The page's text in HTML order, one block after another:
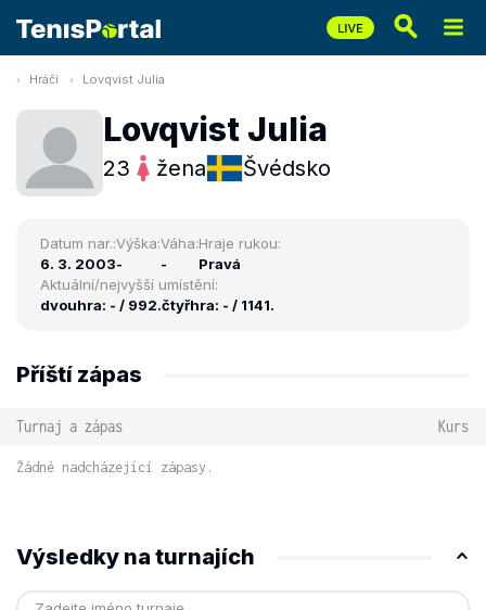
Hráči Lovqvist Julia
Lovqvist Julia
23 žena Švédsko
Datum nar.:
6. 3. 2003
Výška:
-
Váha:
-
Hraje rukou:
Pravá
Aktuální/nejvyšší umístění:
dvouhra: - / 992.čtyřhra: - / 1141.
Příští zápas
Turnaj a zápas Kurs
Žádné nadcházející zápasy.
Výsledky na turnajích